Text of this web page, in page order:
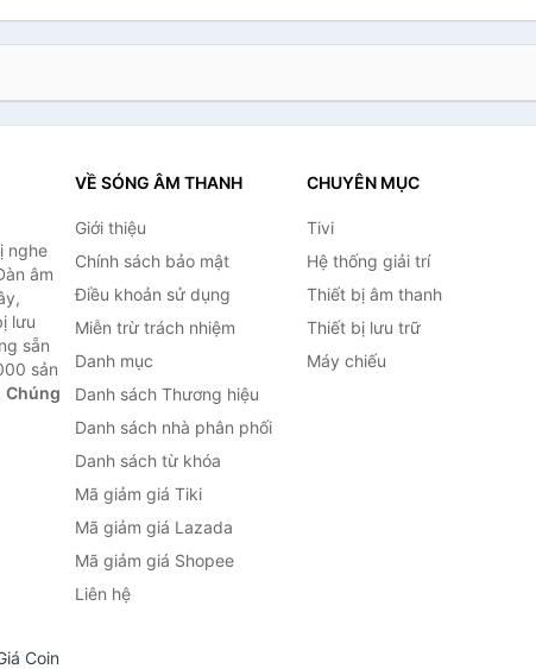
nghe
âm
lưu
sẵn
sản
Chúng
VỀ SÓNG ÂM THANH
Giới thiệu
Chính sách bảo mật
Điều khoản sử dụng
Miễn trừ trách nhiệm
Danh mục
Danh sách Thương hiệu
Danh sách nhà phân phối
Danh sách từ khóa
Mã giảm giá Tiki
Mã giảm giá Lazada
Mã giảm giá Shopee
Liên hệ
CHUYÊN MỤC
Tivi
Hệ thống giải trí
Thiết bị âm thanh
Thiết bị lưu trữ
Máy chiếu
Coin